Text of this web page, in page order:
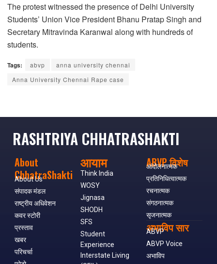
The protest witnessed the presence of Delhi University
Students’ Union Vice President Bhanu Pratap Singh and
Secretary Mitravinda Karanwal along with hundreds of
students.
Tags: abvp
anna university chennai
Anna University Chennai Rape case
RASHTRIYA CHHATRASHAKTI
About
ChhatraShakti
About Us
संपादक मंडल
राष्ट्रीय अधिवेशन
कवर स्टोरी
प्रस्ताव
खबर
परिचर्चा
आयाम
Think India
WOSY
Jignasa
SHODH
SFS
Student
Experience
Interstate Living
ABVP विशेष
आंदोलनात्मक
प्रतिनिधित्वात्मक
रचनात्मक
संगठनात्मक
सृजनात्मक
अभाविप सार
ABVP
ABVP Voice
अभाविप